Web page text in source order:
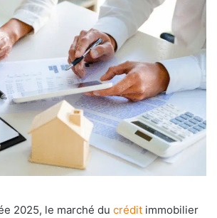
2025, le marché du crédit immobilier